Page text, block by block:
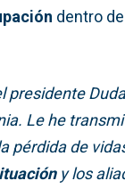
dentro
presidente
Le he
pérdida de
y los